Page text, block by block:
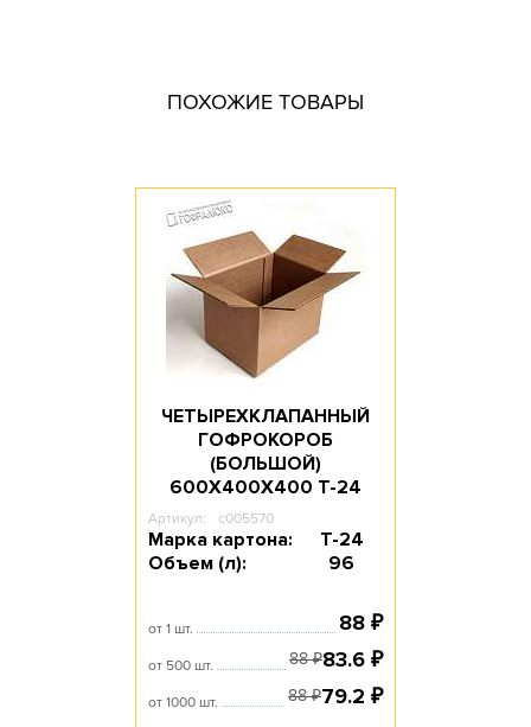
Марка картона: П-32ПОХОЖИЕ ТОВАРЫ
ЧЕТЫРЕХКЛАПАННЫЙ
ГОФРОКОРОБ
(БОЛЬШОЙ)
600Х400Х400 T-24
Артикул: c005570
Марка картона:
Т-24
Объем (л):
96
от 1 шт. 88 ₽
от 500 шт. 88₽83.6 ₽
от 1000 шт. 88₽79.2 ₽